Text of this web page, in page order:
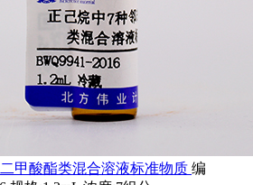
甲酸酯类混合溶液标准物质 编